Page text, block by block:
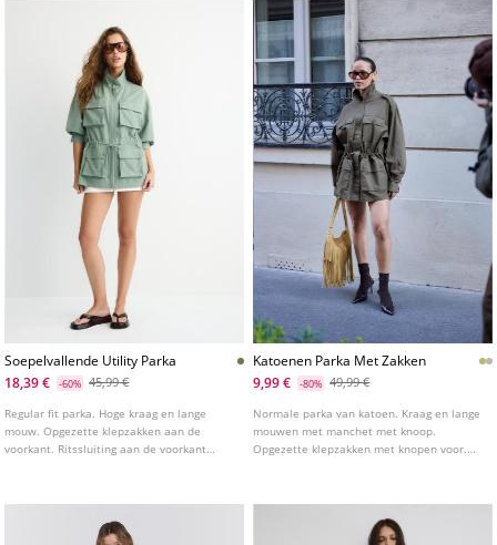
Soepelvallende Utility Parka
18,39 €
-60% 45,99 €
Regular fit parka. Hoge kraag en lange
mouw. Opgezette klepzakken aan de
voorkant. Ritssluiting aan de voorkant
Katoenen Parka Met Zakken
9,99 €
-80% 49,99 €
Normale parka van katoen. Kraag en lange
mouwen met manchet met knoop.
Opgezette klepzakken met knopen voor.